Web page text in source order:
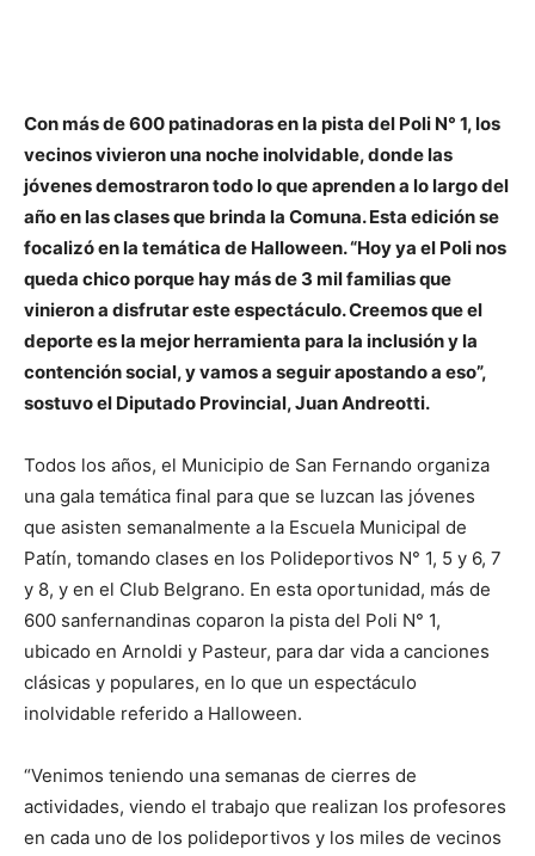
Con más de 600 patinadoras en la pista del Poli N° 1, los
vecinos vivieron una noche inolvidable, donde las
jóvenes demostraron todo lo que aprenden a lo largo del
año en las clases que brinda la Comuna. Esta edición se
focalizó en la temática de Halloween. “Hoy ya el Poli nos
queda chico porque hay más de 3 mil familias que
vinieron a disfrutar este espectáculo. Creemos que el
deporte es la mejor herramienta para la inclusión y la
contención social, y vamos a seguir apostando a eso”,
sostuvo el Diputado Provincial, Juan Andreotti.
Todos los años, el Municipio de San Fernando organiza
una gala temática final para que se luzcan las jóvenes
que asisten semanalmente a la Escuela Municipal de
Patín, tomando clases en los Polideportivos N° 1, 5 y 6, 7
y 8, y en el Club Belgrano. En esta oportunidad, más de
600 sanfernandinas coparon la pista del Poli N° 1,
ubicado en Arnoldi y Pasteur, para dar vida a canciones
clásicas y populares, en lo que un espectáculo
inolvidable referido a Halloween.
“Venimos teniendo una semanas de cierres de
actividades, viendo el trabajo que realizan los profesores
en cada uno de los polideportivos y los miles de vecinos